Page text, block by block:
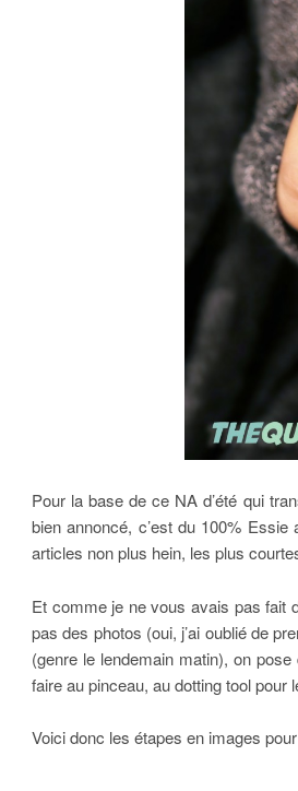
Pour la base de ce NA d’été qui
bien annoncé, c’est du 100%
articles non plus hein, les plus
Et comme je ne vous avais pas fait
pas des photos (oui, j’ai oublié de
(genre le lendemain matin), on
faire au pinceau, au dotting tool
Voici donc les étapes en images pour